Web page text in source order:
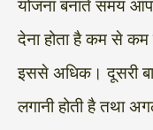
योजना बनाते समय
देना होता है कम से कम
इससे अधिक। दूसरी
लगानी होती है तथा